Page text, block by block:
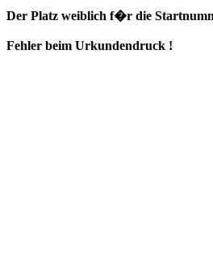
Der Platz weiblich f�r die
Fehler beim Urkundendruck !